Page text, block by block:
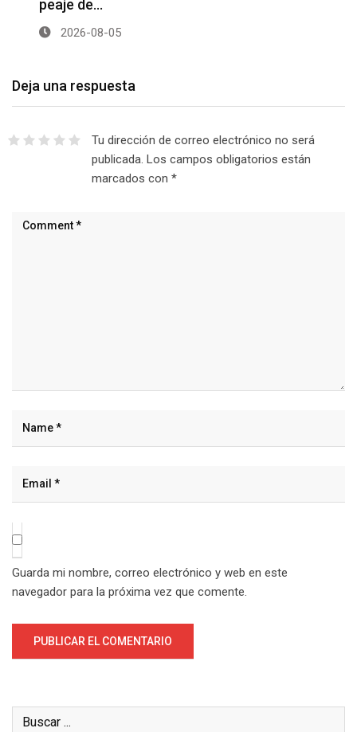
peaje de…
2026-08-05
Deja una respuesta
Tu dirección de correo electrónico no será
publicada. Los campos obligatorios están
marcados con *
Guarda mi nombre, correo electrónico y web en este
navegador para la próxima vez que comente.